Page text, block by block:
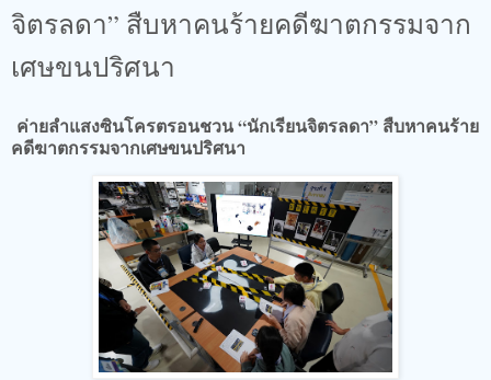
จิตรลดา” สืบหาคนร้ายคดีฆาตกรรมจาก
เศษขนปริศนา
ค่ายลำแสงซินโครตรอนชวน “นักเรียนจิตรลดา” สืบหาคนร้าย
คดีฆาตกรรมจากเศษขนปริศนา